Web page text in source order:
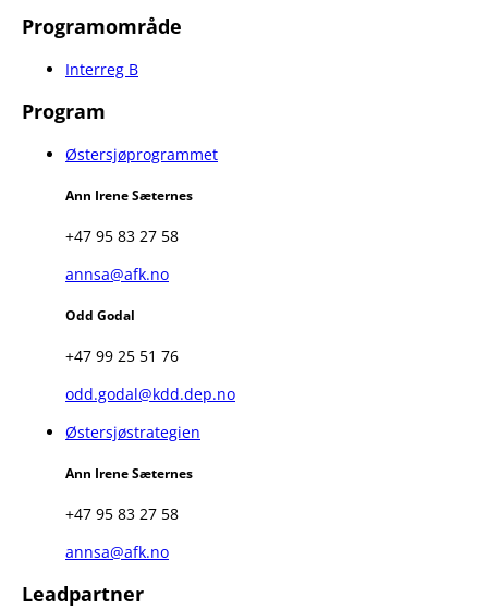
Programområde
Interreg B
Program
Østersjøprogrammet
Ann Irene Sæternes
+47 95 83 27 58
annsa@afk.no
Odd Godal
+47 99 25 51 76
odd.godal@kdd.dep.no
Østersjøstrategien
Ann Irene Sæternes
+47 95 83 27 58
annsa@afk.no
Leadpartner